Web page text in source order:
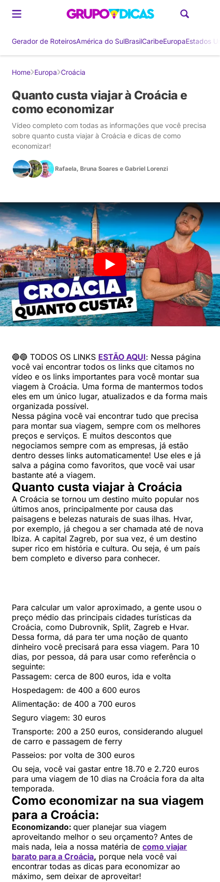
Gerador de RoteirosAmérica do SulBrasilCaribeEuropaEstados
Home Europa Croácia
Quanto custa viajar à Croácia e
como economizar
Vídeo completo com todas as informações que você precisa
sobre quanto custa viajar à Croácia e dicas de como
economizar!
Rafaela, Bruna Soares e Gabriel Lorenzi
🔵🔵 TODOS OS LINKS ESTÃO AQUI: Nessa página
você vai encontrar todos os links que citamos no
vídeo e os links importantes para você montar sua
viagem à Croácia. Uma forma de mantermos todos
eles em um único lugar, atualizados e da forma mais
organizada possível.
Nessa página você vai encontrar tudo que precisa
para montar sua viagem, sempre com os melhores
preços e serviços. E muitos descontos que
negociamos sempre com as empresas, já estão
dentro desses links automaticamente! Use eles e já
salva a página como favoritos, que você vai usar
bastante até a viagem.
Quanto custa viajar à Croácia
A Croácia se tornou um destino muito popular nos
últimos anos, principalmente por causa das
paisagens e belezas naturais de suas ilhas. Hvar,
por exemplo, já chegou a ser chamada até de nova
Ibiza. A capital Zagreb, por sua vez, é um destino
super rico em história e cultura. Ou seja, é um país
bem completo e diverso para conhecer.
Para calcular um valor aproximado, a gente usou o
preço médio das principais cidades turísticas da
Croácia, como Dubrovnik, Split, Zagreb e Hvar.
Dessa forma, dá para ter uma noção de quanto
dinheiro você precisará para essa viagem. Para 10
dias, por pessoa, dá para usar como referência o
seguinte:
Passagem: cerca de 800 euros, ida e volta
Hospedagem: de 400 a 600 euros
Alimentação: de 400 a 700 euros
Seguro viagem: 30 euros
Transporte: 200 a 250 euros, considerando aluguel
de carro e passagem de ferry
Passeios: por volta de 300 euros
Ou seja, você vai gastar entre 18.70 e 2.720 euros
para uma viagem de 10 dias na Croácia fora da alta
temporada.
Como economizar na sua viagem
para a Croácia:
Economizando: quer planejar sua viagem
aproveitando melhor o seu orçamento? Antes de
mais nada, leia a nossa matéria de como viajar
barato para a Croácia, porque nela você vai
encontrar todas as dicas para economizar ao
máximo, sem deixar de aproveitar!